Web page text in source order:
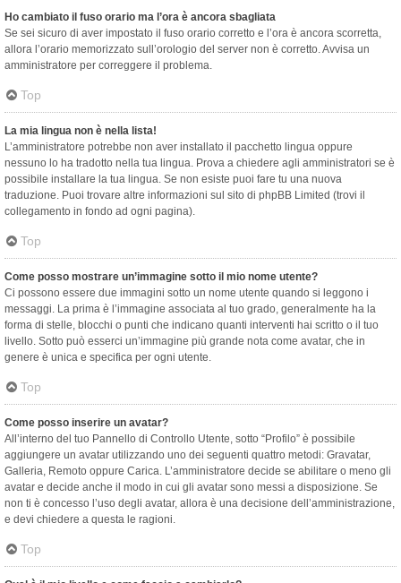
Ho cambiato il fuso orario ma l’ora è ancora sbagliata
Se sei sicuro di aver impostato il fuso orario corretto e l’ora è ancora scorretta,
allora l’orario memorizzato sull’orologio del server non è corretto. Avvisa un
amministratore per correggere il problema.
Top
La mia lingua non è nella lista!
L’amministratore potrebbe non aver installato il pacchetto lingua oppure
nessuno lo ha tradotto nella tua lingua. Prova a chiedere agli amministratori se è
possibile installare la tua lingua. Se non esiste puoi fare tu una nuova
traduzione. Puoi trovare altre informazioni sul sito di phpBB Limited (trovi il
collegamento in fondo ad ogni pagina).
Top
Come posso mostrare un’immagine sotto il mio nome utente?
Ci possono essere due immagini sotto un nome utente quando si leggono i
messaggi. La prima è l’immagine associata al tuo grado, generalmente ha la
forma di stelle, blocchi o punti che indicano quanti interventi hai scritto o il tuo
livello. Sotto può esserci un’immagine più grande nota come avatar, che in
genere è unica e specifica per ogni utente.
Top
Come posso inserire un avatar?
All’interno del tuo Pannello di Controllo Utente, sotto “Profilo” è possibile
aggiungere un avatar utilizzando uno dei seguenti quattro metodi: Gravatar,
Galleria, Remoto oppure Carica. L’amministratore decide se abilitare o meno gli
avatar e decide anche il modo in cui gli avatar sono messi a disposizione. Se
non ti è concesso l’uso degli avatar, allora è una decisione dell’amministrazione,
e devi chiedere a questa le ragioni.
Top